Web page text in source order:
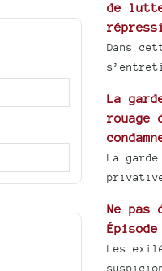
de
Dans
La
rouage
La
Ne pas
Épisode
Les